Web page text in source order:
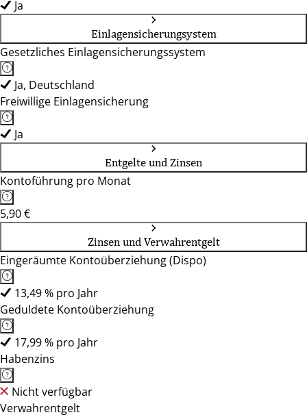
Ja
Einlagensicherungsystem
Gesetzliches Einlagensicherungssystem
Ja, Deutschland
Freiwillige Einlagensicherung
Ja
Entgelte und Zinsen
Kontoführung pro Monat
5,90 €
Zinsen und Verwahrentgelt
Eingeräumte Kontoüberziehung (Dispo)
13,49 % pro Jahr
Geduldete Kontoüberziehung
17,99 % pro Jahr
Habenzins
Nicht verfügbar
Verwahrentgelt